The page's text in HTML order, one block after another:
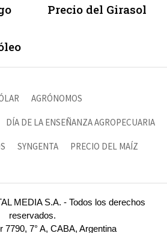
Precio del Girasol
AGRÓNOMOS
DÍA DE LA ENSEÑANZA AGROPECUARIA
SYNGENTA PRECIO DEL MAÍZ
MEDIA S.A. - Todos los derechos
reservados.
7790, 7° A, CABA, Argentina